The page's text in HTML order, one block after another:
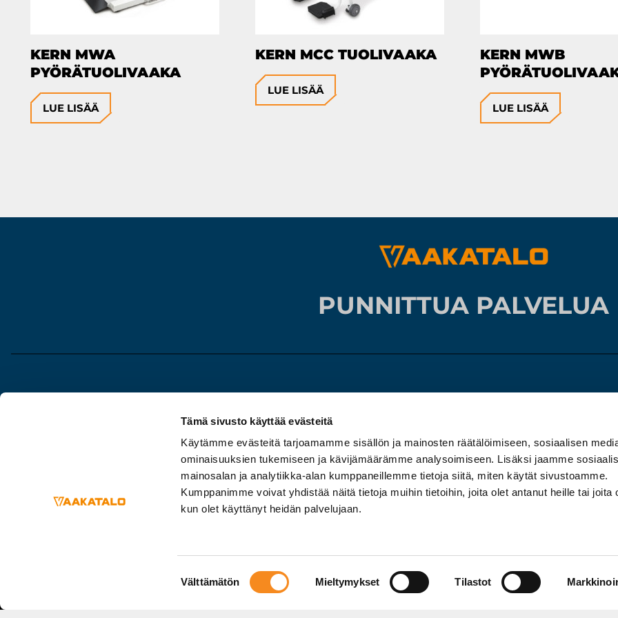
Tämä sivusto käyttää evästeitä
Käytämme evästeitä tarjoamamme sisällön ja mainosten räätälöimiseen, sosiaalisen
ominaisuuksien tukemiseen ja kävijämäärämme analysoimiseen. Lisäksi jaamme
mainosalan ja analytiikka-alan kumppaneillemme tietoja siitä, miten käytät sivustoamme.
Kumppanimme voivat yhdistää näitä tietoja muihin tietoihin, joita olet antanut heille tai joita
kun olet käyttänyt heidän palvelujaan.
Välttämätön Mieltymykset Tilastot
KERN MWA
PYÖRÄTUOLIVAAKA
LUE LISÄÄ
KERN MCC TUOLIVAAKA
LUE LISÄÄ
KERN MWB
LUE LISÄÄ
PUNNITTUA PALVELUA
33580 TAMPERE
info@vaakatalo.com
Myyntiosasto
020 7351 500
Huolto/myynti
020 7351 503
Tuotteet
Huolto ja kalibrointi
Yritys
Ota yhteyttä